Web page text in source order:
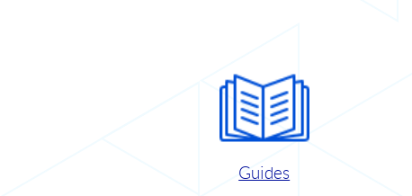
Guides